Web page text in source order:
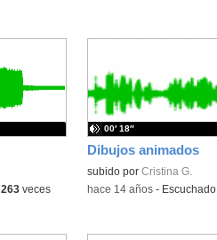
263veces
Dibujos animados
subido por Cristina G.
00′ 18″
-hace 14 años- Escuchado